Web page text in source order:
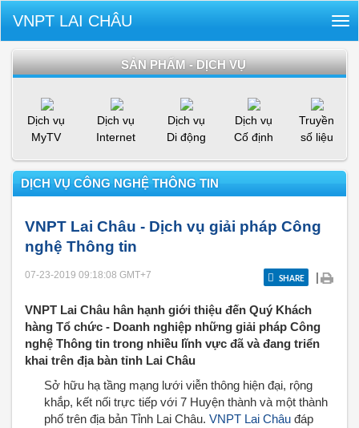
VNPT LAI CHÂU
SẢN PHẨM - DỊCH VỤ
Dịch vụ
MyTV
Dịch vụ
Internet
Dịch vụ
Di động
Dịch vụ
Cố định
Truyền
số liệu
DỊCH VỤ CÔNG NGHỆ THÔNG TIN
VNPT Lai Châu - Dịch vụ giải pháp Công
nghệ Thông tin
07-23-2019 09:18:08 GMT+7 SHARE |
VNPT Lai Châu hân hạnh giới thiệu đến Quý Khách
hàng Tổ chức - Doanh nghiệp những giải pháp Công
nghệ Thông tin trong nhiều lĩnh vực đã và đang triển
khai trên địa bàn tỉnh Lai Châu
Sở hữu hạ tầng mạng lưới viễn thông hiện đại, rộng
khắp, kết nối trực tiếp với 7 Huyện thành và một thành
phố trên địa bản Tỉnh Lai Châu. VNPT Lai Châu đáp